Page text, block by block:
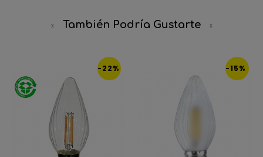
También Podría Gustarte
-22% -15%